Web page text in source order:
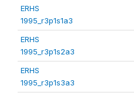
ERHS
1995_r3p1s1a3
ERHS
1995_r3p1s2a3
ERHS
1995_r3p1s3a3